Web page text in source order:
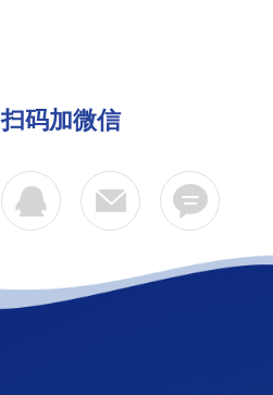
扫码加微信